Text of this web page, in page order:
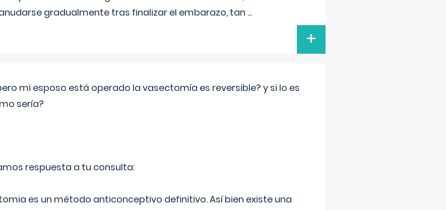
gradualmente tras finalizar el embarazo, tan ...
+
mi esposo está operado la vasectomía es reversible? y si lo es
sería?
respuesta a tu consulta:
es un método anticonceptivo definitivo. Así bien existe una